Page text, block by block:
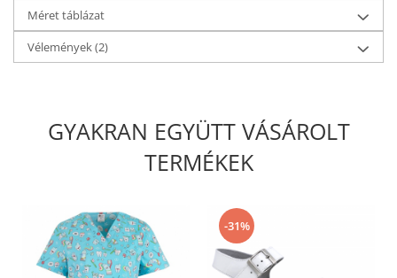
Méret táblázat
Vélemények(2)
GYAKRAN EGYÜTT VÁSÁROLT
TERMÉKEK
-31%